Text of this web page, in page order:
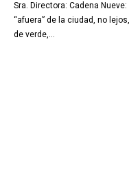
Sra. Directora: Cadena
“afuera” de la ciudad, no
de verde,...